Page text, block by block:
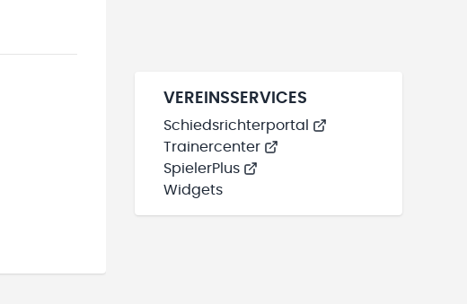
VEREINSSERVICES
Schiedsrichterportal
Trainercenter
SpielerPlus
Widgets